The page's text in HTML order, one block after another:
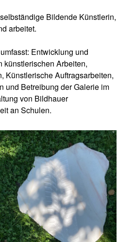
Bildende Künstlerin,
arbeitet.
Entwicklung und
künstlerischen Arbeiten,
Künstlerische Auftragsarbeiten,
und Betreibung der Galerie im
von Bildhauer
an Schulen.